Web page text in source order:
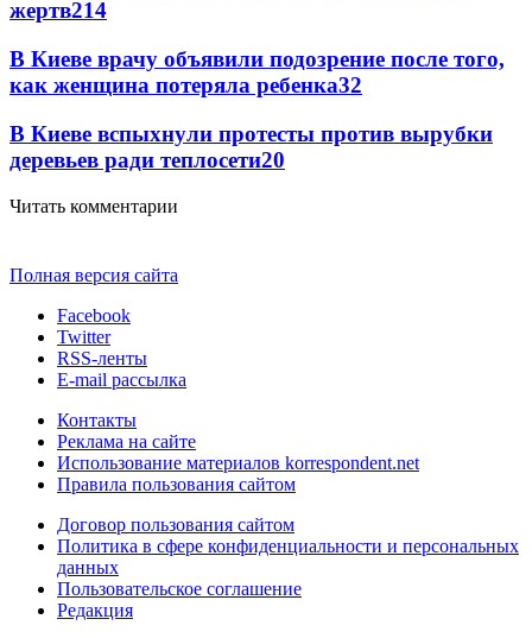
жертв214
В Киеве врачу объявили подозрение после того,
как женщина потеряла ребенка32
В Киеве вспыхнули протесты против вырубки
деревьев ради теплосети20
Читать комментарии
Полная версия сайта
Facebook
Twitter
RSS-ленты
E-mail рассылка
Контакты
Реклама на сайте
Использование материалов korrespondent.net
Правила пользования сайтом
Договор пользования сайтом
Политика в сфере конфиденциальности и персональных
данных
Пользовательское соглашение
Редакция